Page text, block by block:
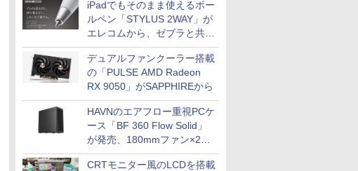
iPadでもそのまま使えるボー
ルペン「STYLUS 2WAY」が
エレコムから、ゼブラと共同
開発
デュアルファンクーラー搭載
の「PULSE AMD Radeon
RX 9050」がSAPPHIREから
HAVNのエアフロー重視PCケ
ース「BF 360 Flow Solid」
が発売、180mmファン×2搭
載
CRTモニター風のLCDを搭載